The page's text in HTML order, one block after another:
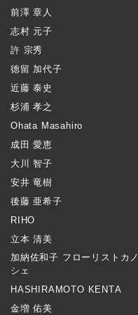
前澤 章人
志村 元子
許 宗秀
徳留 加代子
近藤 泰史
杉浦 孝之
Ohata Masahiro
成田 愛恵
大川 智子
安井 竜樹
後藤 亜希子
RIHO
立本 清美
加納佐和子 フローリストカノ
シェ
HASHIRAMOTO KENTA
金増 佑美